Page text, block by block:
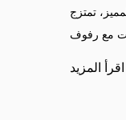
أ علبة